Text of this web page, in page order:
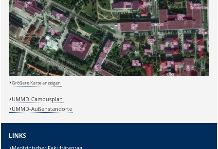
Größere Karte anzeigen
UMMD-Campusplan
UMMD-Außenstandorte
LINKS